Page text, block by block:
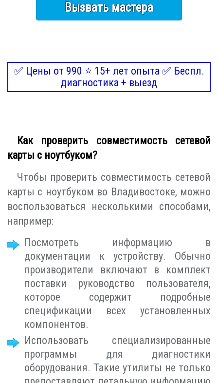
Вызвать мастера
✅ Цены от 990 ⭐ 15+ лет опыта ✅ Беспл.
диагностика + выезд
Как проверить совместимость сетевой
карты с ноутбуком?
Чтобы проверить совместимость сетевой
карты с ноутбуком во Владивостоке, можно
воспользоваться несколькими способами,
например:
Посмотреть информацию в
документации к устройству. Обычно
производители включают в комплект
поставки руководство пользователя,
которое содержит подробные
спецификации всех установленных
компонентов.
Использовать специализированные
программы для диагностики
оборудования. Такие утилиты не только